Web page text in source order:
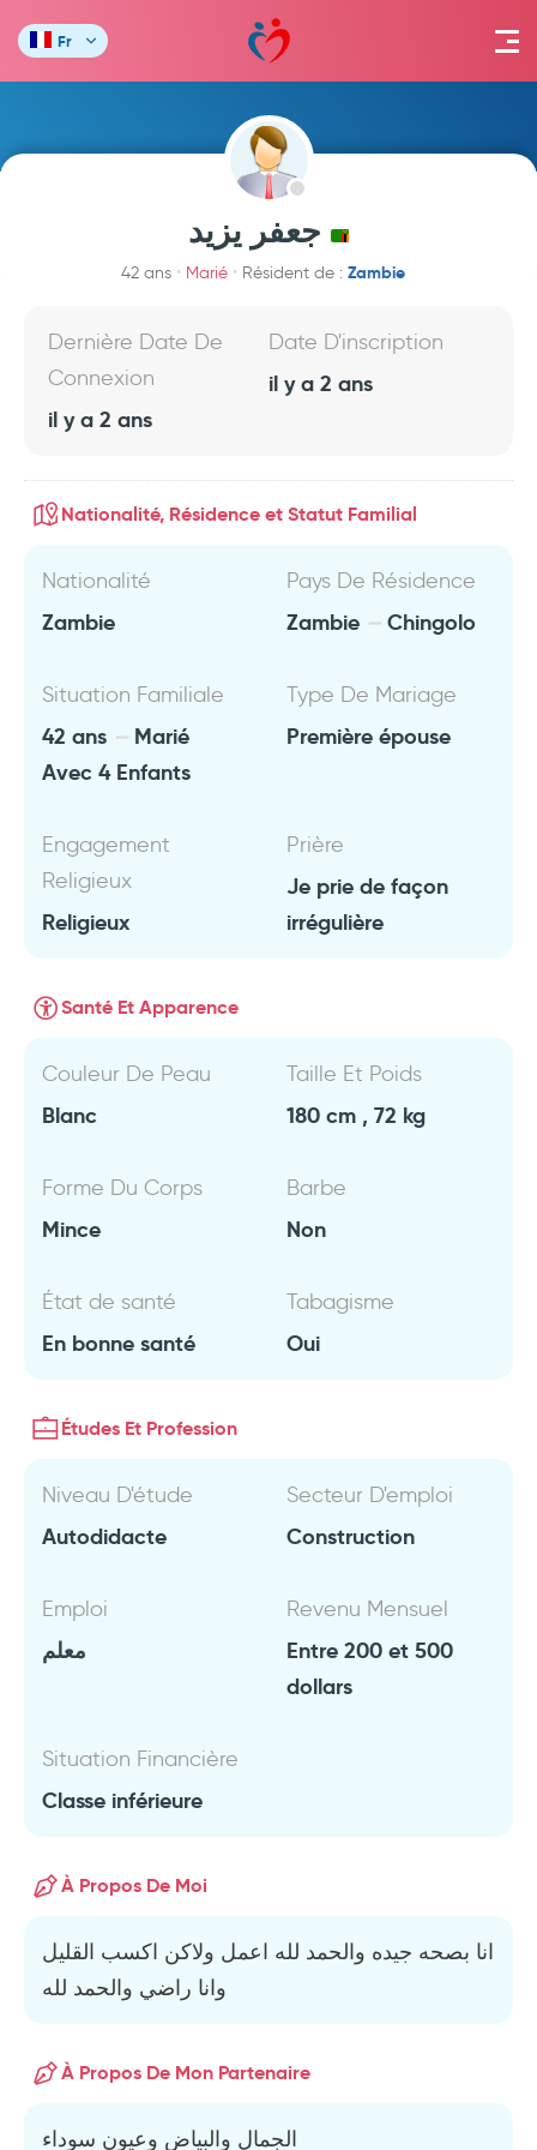
Fr
جعفر يزيد
42 ans Marié Résident de : Zambie
Dernière Date De
Connexion
il y a 2 ans
Date D'inscription
il y a 2 ans
Nationalité, Résidence et Statut Familial
Nationalité
Zambie
Pays De Résidence
Zambie Chingolo
Situation Familiale
42 ans
Marié
Avec 4 Enfants
Type De Mariage
Première épouse
Engagement
Religieux
Religieux
Prière
Je prie de façon
irrégulière
Santé Et Apparence
Couleur De Peau
Blanc
Taille Et Poids
180 cm , 72 kg
Forme Du Corps
Mince
Barbe
Non
État de santé
En bonne santé
Tabagisme
Oui
Études Et Profession
Niveau D'étude
Autodidacte
Secteur D'emploi
Construction
Emploi
معلم
Revenu Mensuel
Entre 200 et 500
dollars
Situation Financière
Classe inférieure
À Propos De Moi
انا بصحه جيده والحمد لله اعمل ولاكن اكسب القليل
وانا راضي والحمد لله
À Propos De Mon Partenaire
الجمال والبياض وعيون سوداء